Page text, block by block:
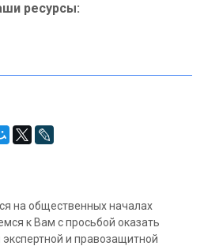
ресурсы:
на общественных началах
к Вам с просьбой оказать
и правозащитной